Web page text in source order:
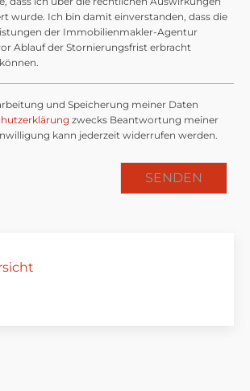
wurde. Ich bin damit einverstanden, dass die
der Immobilienmakler-Agentur
Ablauf der Stornierungsfrist erbracht
und Speicherung meiner Daten
zwecks Beantwortung meiner
kann jederzeit widerrufen werden.
SENDEN